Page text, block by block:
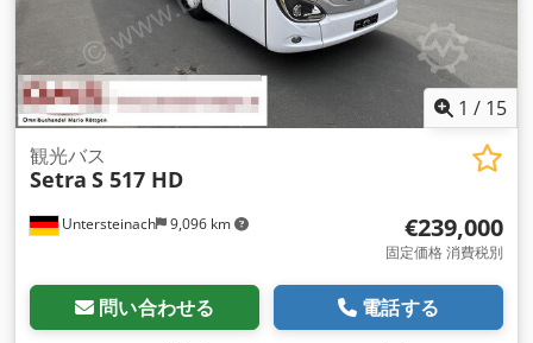
1 / 15
Untersteinach 9,096 km
観光バス
Setra S 517 HD
€239,000
固定価格 消費税別
問い合わせる 電話する